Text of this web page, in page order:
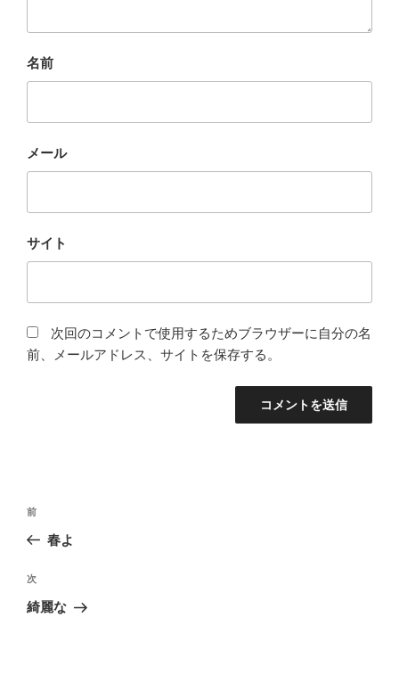
名前
メール
サイト
次回のコメントで使用するためブラウザーに自分の名
前、メールアドレス、サイトを保存する。
投
ビ
ゲ
前
の
稿
前
春よ
次
の
次
綺麗な